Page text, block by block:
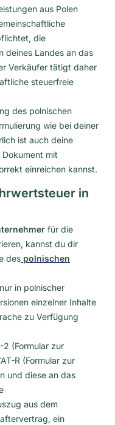
aus Polen
die
deines Landes an das
Verkäufer tätigt daher
steuerfreie
des polnischen
wie bei deiner
ist auch deine
mit
einreichen kannst.
in
für die
kannst du dir
des polnischen
in polnischer
einzelner Inhalte
zu Verfügung
2 (Formular zur
R (Formular zur
und diese an das
aus dem
ein